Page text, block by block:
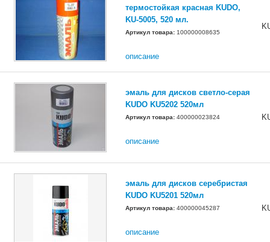
термостойкая красная KUDO,
KU-5005, 520 мл.
Артикул товара: 100000008635
описание
эмаль для дисков светло-серая
KUDO KU5202 520мл
Артикул товара: 400000023824
описание
эмаль для дисков серебристая
KUDO KU5201 520мл
Артикул товара: 400000045287
описание